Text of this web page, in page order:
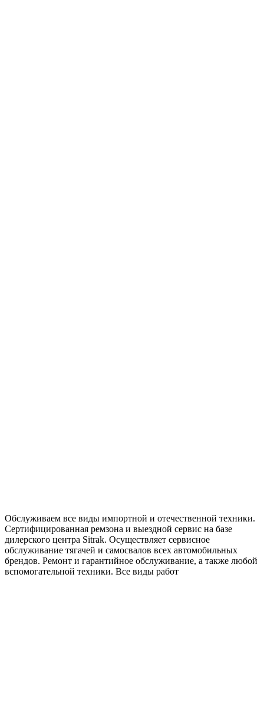
Обслуживаем все виды импортной и отечественной техники.
Сертифицированная ремзона и выездной сервис на базе
дилерского центра Sitrak. Осуществляет сервисное
обслуживание тягачей и самосвалов всех автомобильных
брендов. Ремонт и гарантийное обслуживание, а также любой
вспомогательной техники. Все виды работ